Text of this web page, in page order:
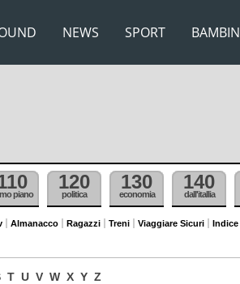
NEWS SPORT
piano
120
politica
130
economia
140
dall'itallia
Almanacco Ragazzi Treni Viaggiare Sicuri Indice
T U V W X Y Z